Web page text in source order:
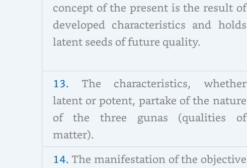
concept of the present is the result of
developed characteristics and holds
latent seeds of future quality.
13. The characteristics, whether
latent or potent, partake of the nature
of the three gunas (qualities of
matter).
14. The manifestation of the objective